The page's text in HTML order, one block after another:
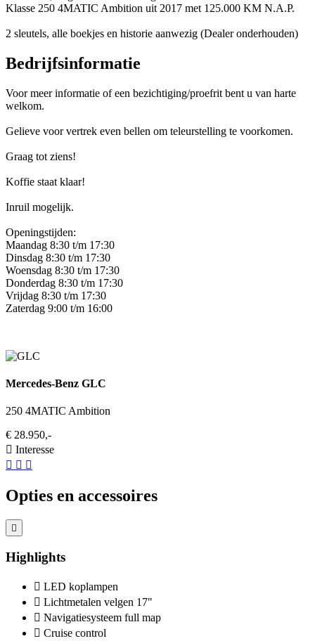
Klasse 250 4MATIC Ambition uit 2017 met 125.000 KM N.A.P.
2 sleutels, alle boekjes en historie aanwezig (Dealer onderhouden)
Bedrijfsinformatie
Voor meer informatie of een bezichtiging/proefrit bent u van harte
welkom.
Gelieve voor vertrek even bellen om teleurstelling te voorkomen.
Graag tot ziens!
Koffie staat klaar!
Inruil mogelijk.
Openingstijden:
Maandag 8:30 t/m 17:30
Dinsdag 8:30 t/m 17:30
Woensdag 8:30 t/m 17:30
Donderdag 8:30 t/m 17:30
Vrijdag 8:30 t/m 17:30
Zaterdag 9:00 t/m 16:00
Mercedes-Benz GLC
250 4MATIC Ambition
€ 28.950,-
Interesse
Opties en accessoires
Highlights
LED koplampen
Lichtmetalen velgen 17"
Navigatiesysteem full map
Cruise control